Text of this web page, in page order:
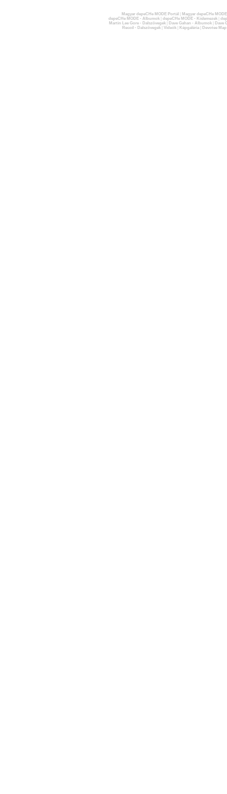
Magyar depeCHe MODE Portál
Magyar depeCHe
depeCHe MODE - Albumok| depeCHe MODE - Kislemezek|
Martin Lee Gore - Dalszövegek| Dave Gahan - Albumok|
Dave
Recoil - Dalszövegek| Videók| Képgaléria| Devotee Map